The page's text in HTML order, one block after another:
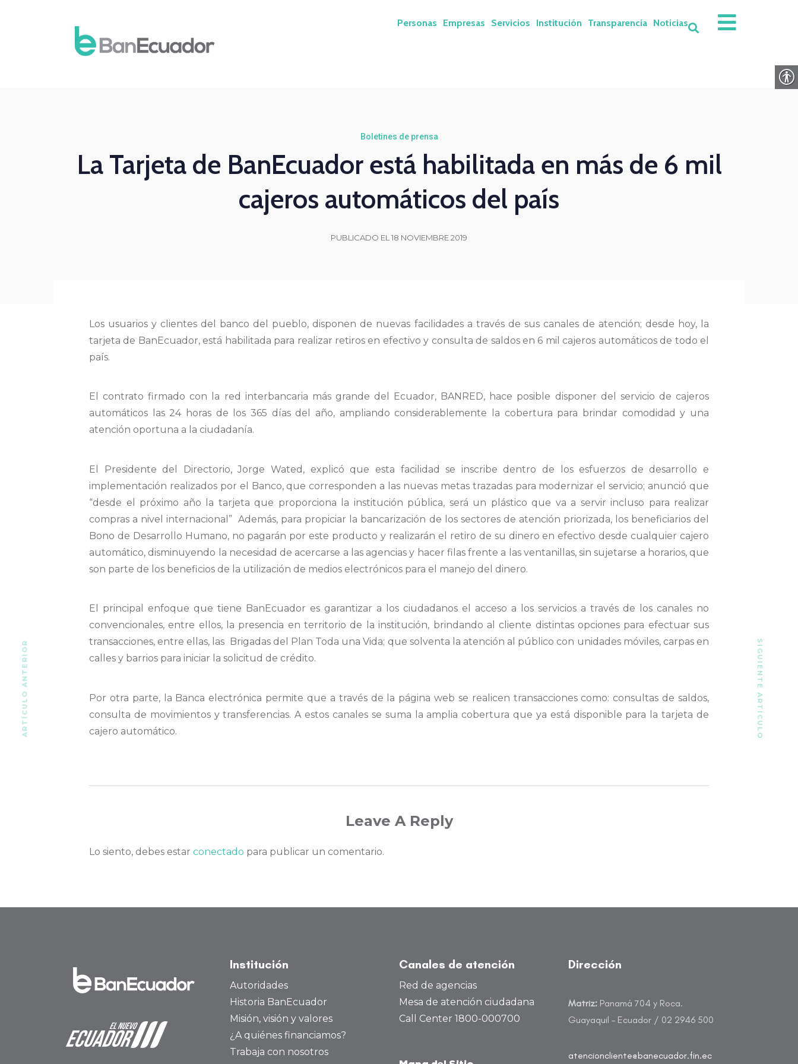
Personas Empresas Servicios Institución Transparencia Noticias
Boletines de prensa
La Tarjeta de BanEcuador está habilitada en más de 6 mil
cajeros automáticos del país
PUBLICADO EL 18 NOVIEMBRE 2019
Los usuarios y clientes del banco del pueblo, disponen de nuevas facilidades a través de sus canales de atención; desde hoy, la
tarjeta de BanEcuador, está habilitada para realizar retiros en efectivo y consulta de saldos en 6 mil cajeros automáticos de todo el
país.
El contrato firmado con la red interbancaria más grande del Ecuador, BANRED, hace posible disponer del servicio de cajeros
automáticos las 24 horas de los 365 días del año, ampliando considerablemente la cobertura para brindar comodidad y una
atención oportuna a la ciudadanía.
El Presidente del Directorio, Jorge Wated, explicó que esta facilidad se inscribe dentro de los esfuerzos de desarrollo e
implementación realizados por el Banco, que corresponden a las nuevas metas trazadas para modernizar el servicio; anunció que
“desde el próximo año la tarjeta que proporciona la institución pública, será un plástico que va a servir incluso para realizar
compras a nivel internacional” Además, para propiciar la bancarización de los sectores de atención priorizada, los beneficiarios del
Bono de Desarrollo Humano, no pagarán por este producto y realizarán el retiro de su dinero en efectivo desde cualquier cajero
automático, disminuyendo la necesidad de acercarse a las agencias y hacer filas frente a las ventanillas, sin sujetarse a horarios, que
son parte de los beneficios de la utilización de medios electrónicos para el manejo del dinero.
El principal enfoque que tiene BanEcuador es garantizar a los ciudadanos el acceso a los servicios a través de los canales no
convencionales, entre ellos, la presencia en territorio de la institución, brindando al cliente distintas opciones para efectuar sus
transacciones, entre ellas, las Brigadas del Plan Toda una Vida; que solventa la atención al público con unidades móviles, carpas en
calles y barrios para iniciar la solicitud de crédito.
Por otra parte, la Banca electrónica permite que a través de la página web se realicen transacciones como: consultas de saldos,
consulta de movimientos y transferencias. A estos canales se suma la amplia cobertura que ya está disponible para la tarjeta de
cajero automático.
Leave A Reply
Lo siento, debes estar conectado para publicar un comentario.
ARTÍCULO ANTERIOR SIGUIENTE ARTÍCULO
Institución
Autoridades
Historia BanEcuador
Misión, visión y valores
¿A quiénes financiamos?
Trabaja con nosotros
Canales de atención
Red de agencias
Mesa de atención ciudadana
Call Center 1800-000700
Dirección
Matriz: Panamá 704 y Roca.
Guayaquil – Ecuador / 02 2946 500
atencioncliente@banecuador.fin.ec